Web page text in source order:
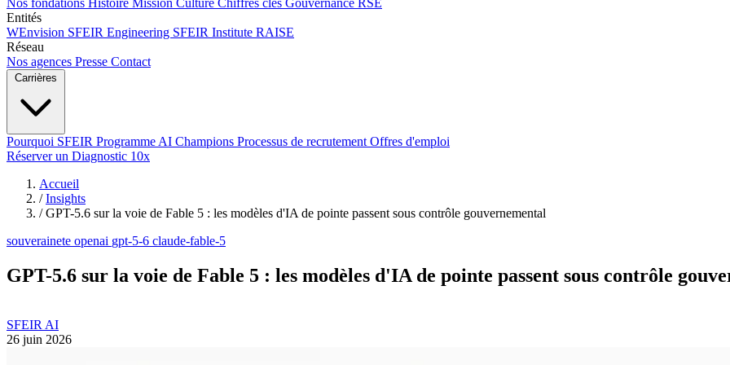
Nos fondations Histoire Mission Culture Chiffres clés Gouvernance RSE
Entités
WEnvision SFEIR Engineering SFEIR Institute RAISE
Réseau
Nos agences Presse Contact
Carrières
Pourquoi SFEIR Programme AI Champions Processus de recrutement Offres d'emploi
Réserver un Diagnostic 10x
Accueil
/ Insights
/ GPT-5.6 sur la voie de Fable 5 : les modèles d'IA de pointe passent sous contrôle gouvernemental
souverainete openai gpt-5-6 claude-fable-5
GPT-5.6 sur la voie de Fable 5 : les modèles d'IA de pointe passent sous contrôle
SFEIR AI
26 juin 2026